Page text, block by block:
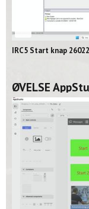
IRC5 Start knap
ØVELSE